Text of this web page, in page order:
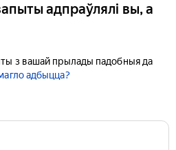
адпраўлялі вы, а
з вашай прылады падобныя да
адбыцца?